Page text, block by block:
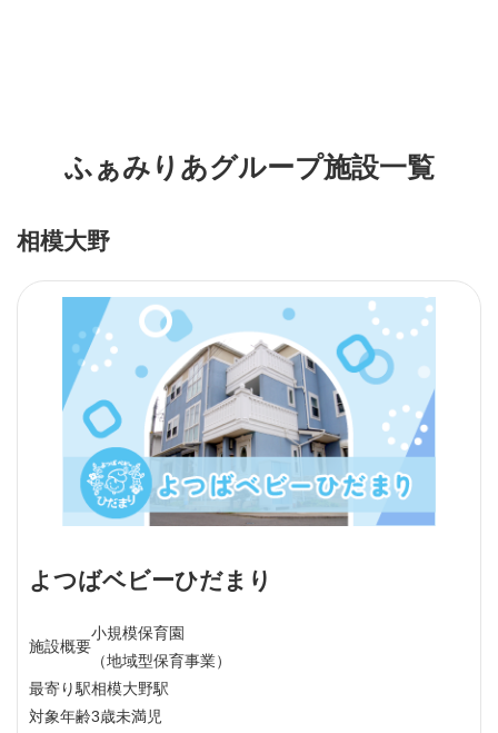
ふぁみりあグループ施設一覧
相模大野
よつばベビーひだまり
施設概要
小規模保育園
（地域型保育事業）
最寄り駅相模大野駅
対象年齢3歳未満児